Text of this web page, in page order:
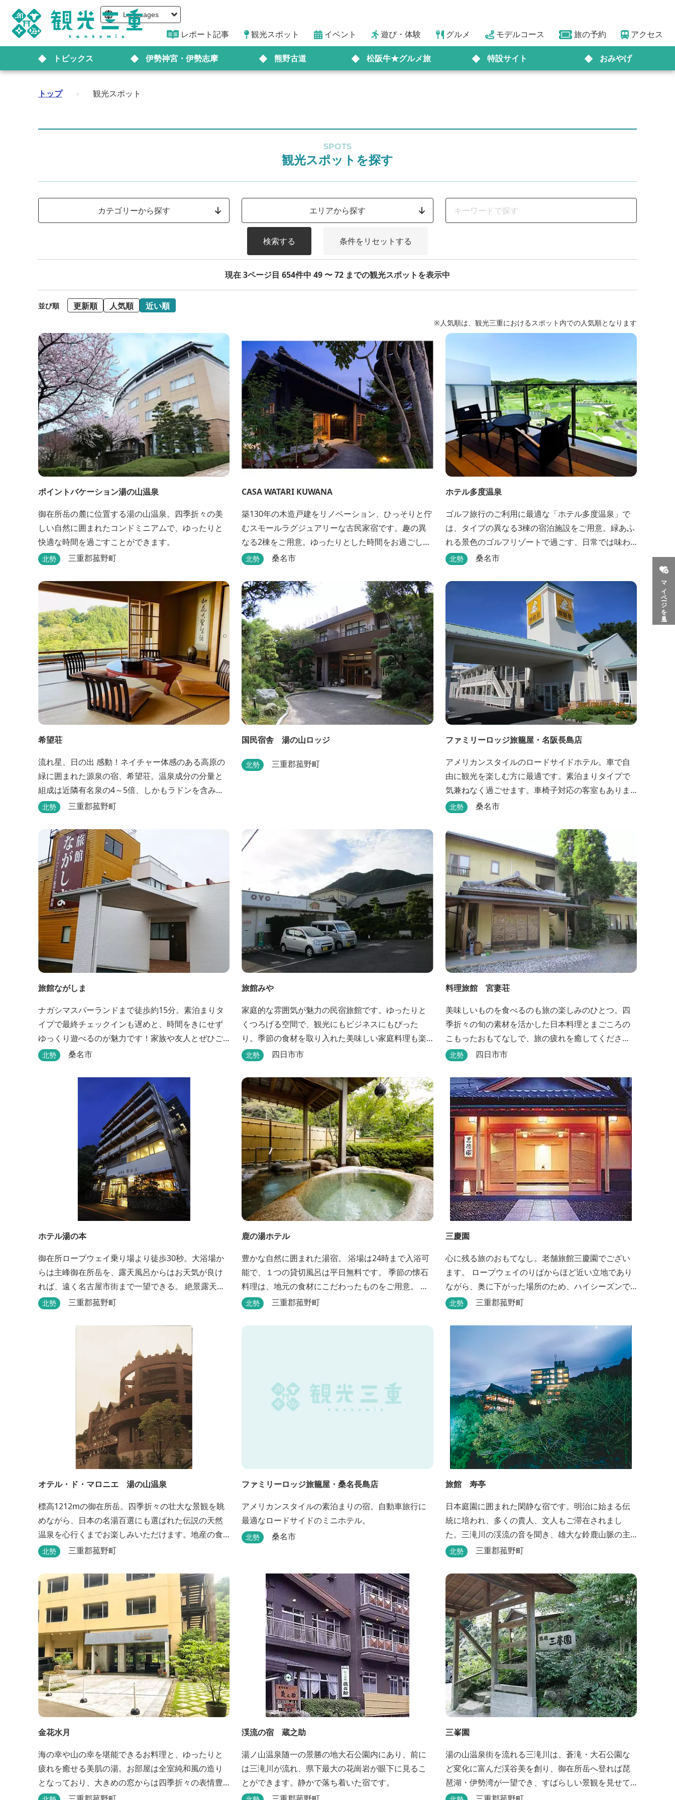
Languages
レポート記事 観光スポット イベント 遊び・体験 グルメ モデルコース 旅の予約 アクセス
トピックス 伊勢神宮・伊勢志摩 熊野古道 松阪牛★グルメ旅 特設サイト おみやげ
マイページを見る
トップ › 観光スポット
SPOTS
観光スポットを探す
カテゴリーから探す エリアから探す
検索する 条件をリセットする
現在 3ページ目 654件中 49 〜 72 までの観光スポットを表示中
並び順 更新順 人気順 近い順
※人気順は、観光三重におけるスポット内での人気順となります
ポイントバケーション湯の山温泉
御在所岳の麓に位置する湯の山温泉。四季折々の美
しい自然に囲まれたコンドミニアムで、ゆったりと
快適な時間を過ごすことができます。
北勢 三重郡菰野町
CASA WATARI KUWANA
築130年の木造戸建をリノベーション、ひっそりと佇
むスモールラグジュアリーな古民家宿です。趣の異
なる2棟をご用意。ゆったりとした時間をお過ごしく
ださい。
北勢 桑名市
ホテル多度温泉
ゴルフ旅行のご利用に最適な「ホテル多度温泉」で
は、タイプの異なる3棟の宿泊施設をご用意。緑あふ
れる景色のゴルフリゾートで過ごす、日常では味わ
えない優雅なリゾートステイをお楽しみ下さい。
北勢 桑名市
希望荘
流れ星、日の出 感動！ネイチャー体感のある高原の
緑に囲まれた源泉の宿、希望荘。温泉成分の分量と
組成は近隣有名泉の4～5倍、しかもラドンを含み療
養泉としての適応症は抜群です。明日の健康に、ご
さい。 熱気浴ラドンの泉も新たにオープン！ぜひご
利用ください。
北勢 三重郡菰野町
国民宿舎 湯の山ロッジ
北勢 三重郡菰野町
ファミリーロッジ旅籠屋・名阪長島店
アメリカンスタイルのロードサイドホテル。車で自
由に観光を楽しむ方に最適です。素泊まりタイプで
気兼ねなく過ごせます。車椅子対応の客室もありま
す。
北勢 桑名市
旅館ながしま
ナガシマスパーランドまで徒歩約15分。素泊まりタ
イプで最終チェックインも遅めと、時間をきにせず
ゆっくり遊べるのが魅力です！家族や友人とぜひご
利用ください。
北勢 桑名市
旅館みや
家庭的な雰囲気が魅力の民宿旅館です。ゆったりと
くつろげる空間で、観光にもビジネスにもぴった
り。季節の食材を取り入れた美味しい家庭料理も楽
しめます。
北勢 四日市市
料理旅館 宮妻荘
美味しいものを食べるのも旅の楽しみのひとつ。四
季折々の旬の素材を活かした日本料理とまごころの
こもったおもてなしで、旅の疲れを癒してくださ
い。
北勢 四日市市
ホテル湯の本
御在所ロープウェイ乗り場より徒歩30秒。大浴場か
らは主峰御在所岳を、露天風呂からはお天気が良け
れば、遠く名古屋市街まで一望できる。 絶景露天風
呂で日頃の疲れを癒してください。
北勢 三重郡菰野町
鹿の湯ホテル
豊かな自然に囲まれた湯宿。 浴場は24時まで入浴可
能で、１つの貸切風呂は平日無料です。 季節の懐石
料理は、地元の食材にこだわったものをご用意。 わ
んちゃんお預かり所の設備も充実です。 女将手作り
浴場の脱衣所に最新の高機能換気設備を導入いたし
北勢 三重郡菰野町
三慶園
心に残る旅のおもてなし。老舗旅館三慶園でござい
ます。 ロープウェイのりばからほど近い立地であり
ながら、奥に下がった場所のため、ハイシーズンで
も静かにゆったりとお過ごしいただけます。 自慢の
プウェイが望めます。季節ごとに表情を変える湯の
山の自然と対話しながら至極のひとときをどうぞ。
北勢 三重郡菰野町
オテル・ド・マロニエ 湯の山温泉
標高1212mの御在所岳。四季折々の壮大な景観を眺
めながら、日本の名湯百選にも選ばれた伝説の天然
温泉を心行くまでお楽しみいただけます。地産の食
材を中心としたお料理は創作会席もしくはお箸でも
け、会席・フレンチコースとも同じテーブルにてご
賞味いただけます。また館内やお食事は浴衣姿でお
楽しみいただけます。ゆったり、気軽に安心してい
ただける会員制リゾートホ...
北勢 三重郡菰野町
ファミリーロッジ旅籠屋・桑名長島店
アメリカンスタイルの素泊まりの宿。自動車旅行に
最適なロードサイドのミニホテル。
北勢 桑名市
旅館 寿亭
日本庭園に囲まれた閑静な宿です。明治に始まる伝
統に培われ、多くの貴人、文人もご滞在されまし
た。三滝川の渓流の音を聞き、雄大な鈴鹿山脈の主
峰御在所岳と、ロープウェイをご覧になりながらお
庭園にある昭和初期の離れの客間を改装した貸切風
呂（６タイプ）はレトロクラシカルな雰囲気でみな
さまに好評をいただいております。夕食は部屋食の
為、お子様連れやカッ...
北勢 三重郡菰野町
金花水月
海の幸や山の幸を堪能できるお料理と、ゆったりと
疲れを癒せる美肌の湯。お部屋は全室純和風の造り
となっており、大きめの窓からは四季折々の表情豊
かな御在所の景色をお楽しみ頂けます。
渓流の宿 蔵之助
湯ノ山温泉随一の景勝の地大石公園内にあり、前に
は三滝川が流れ、県下最大の花崗岩が眼下に見るこ
とができます。静かで落ち着いた宿です。
三峯園
湯の山温泉街を流れる三滝川は、蒼滝・大石公園な
ど変化に富んだ渓谷美を創り、御在所岳へ登れば琵
琶湖・伊勢湾が一望でき、すばらしい景観を見せて
くれます。 「三峯園」では料理の素材と味にもこだ